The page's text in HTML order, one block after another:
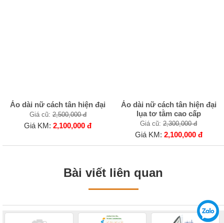
Áo dài nữ cách tân hiện đại
Giá cũ:2,500,000 đ
Giá KM:2,100,000 đ
Áo dài nữ cách tân hiện đại
lụa tơ tằm cao cấp
Giá cũ:2,300,000 đ
Giá KM: 2,100,000 đ
Bài viết liên quan